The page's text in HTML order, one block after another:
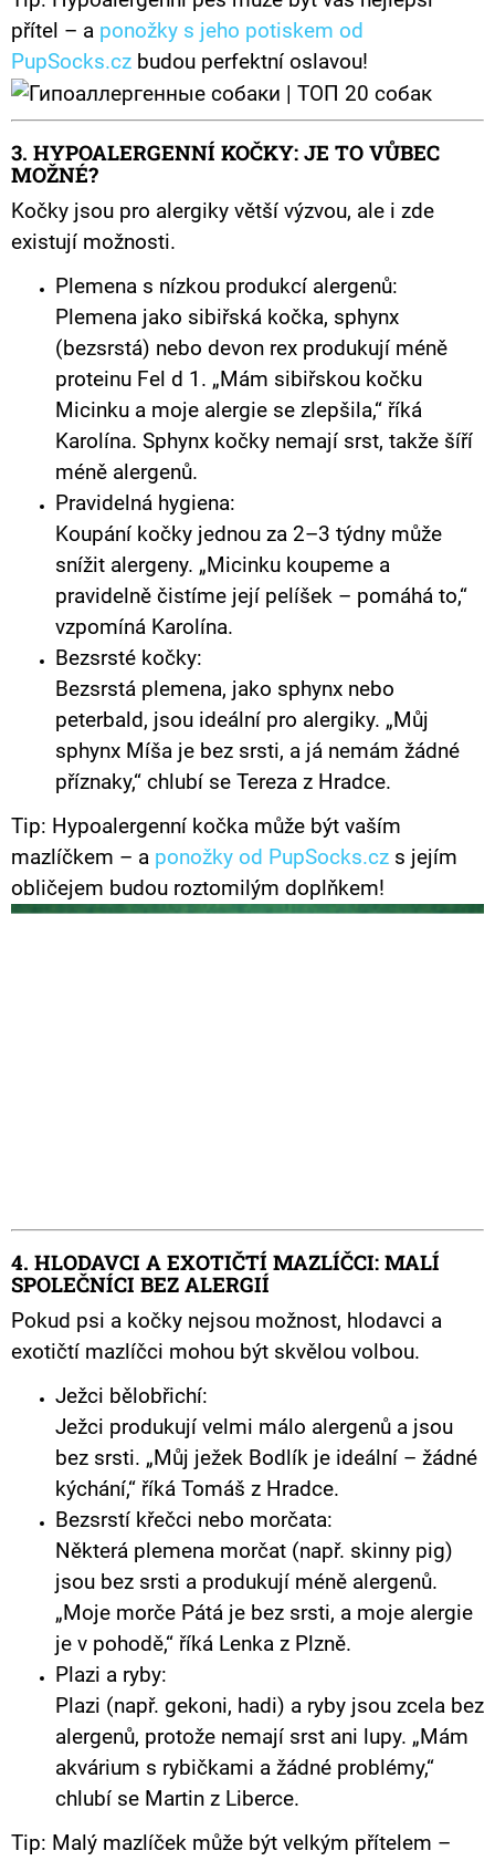
přítel – a ponožky s jeho potiskem od
PupSocks.cz budou perfektní oslavou!
3. HYPOALERGENNÍ KOČKY: JE TO VŮBEC
MOŽNÉ?
Kočky jsou pro alergiky větší výzvou, ale i zde
existují možnosti.
Plemena s nízkou produkcí alergenů:
Plemena jako sibiřská kočka, sphynx
(bezsrstá) nebo devon rex produkují méně
proteinu Fel d 1. „Mám sibiřskou kočku
Micinku a moje alergie se zlepšila,“ říká
Karolína. Sphynx kočky nemají srst, takže šíří
méně alergenů.
Pravidelná hygiena:
Koupání kočky jednou za 2–3 týdny může
snížit alergeny. „Micinku koupeme a
pravidelně čistíme její pelíšek – pomáhá to,“
vzpomíná Karolína.
Bezsrsté kočky:
Bezsrstá plemena, jako sphynx nebo
peterbald, jsou ideální pro alergiky. „Můj
sphynx Míša je bez srsti, a já nemám žádné
příznaky,“ chlubí se Tereza z Hradce.
Tip: Hypoalergenní kočka může být vaším
mazlíčkem – a ponožky od PupSocks.cz s jejím
obličejem budou roztomilým doplňkem!
4. HLODAVCI A EXOTIČTÍ MAZLÍČCI: MALÍ
SPOLEČNÍCI BEZ ALERGIÍ
Pokud psi a kočky nejsou možnost, hlodavci a
exotičtí mazlíčci mohou být skvělou volbou.
Ježci bělobřichí:
Ježci produkují velmi málo alergenů a jsou
bez srsti. „Můj ježek Bodlík je ideální – žádné
kýchání,“ říká Tomáš z Hradce.
Bezsrstí křečci nebo morčata:
Některá plemena morčat (např. skinny pig)
jsou bez srsti a produkují méně alergenů.
„Moje morče Pátá je bez srsti, a moje alergie
je v pohodě,“ říká Lenka z Plzně.
Plazi a ryby:
Plazi (např. gekoni, hadi) a ryby jsou zcela bez
alergenů, protože nemají srst ani lupy. „Mám
akvárium s rybičkami a žádné problémy,“
chlubí se Martin z Liberce.
Tip: Malý mazlíček může být velkým přítelem –